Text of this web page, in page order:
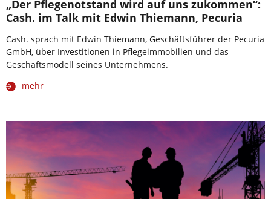
„Der Pflegenotstand wird auf uns zukommen“:
Cash. im Talk mit Edwin Thiemann, Pecuria
Cash. sprach mit Edwin Thiemann, Geschäftsführer der Pecuria
GmbH, über Investitionen in Pflegeimmobilien und das
Geschäftsmodell seines Unternehmens.
mehr